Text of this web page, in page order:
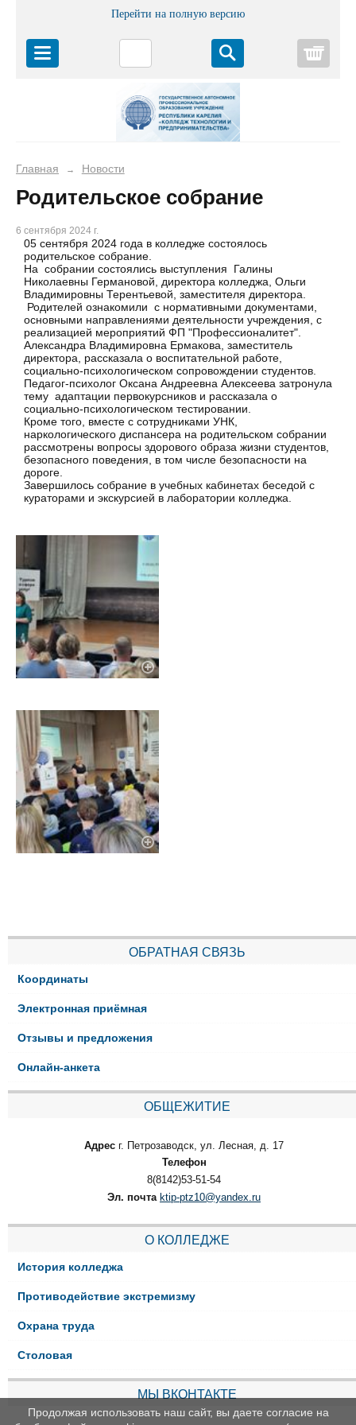
Перейти на полную версию
Главная → Новости
Родительское собрание
6 сентября 2024 г.
05 сентября 2024 года в колледже состоялось
родительское собрание.
На собрании состоялись выступления Галины
Николаевны Германовой, директора колледжа, Ольги
Владимировны Терентьевой, заместителя директора.
Родителей ознакомили с нормативными документами,
основными направлениями деятельности учреждения, с
реализацией мероприятий ФП "Профессионалитет".
Александра Владимировна Ермакова, заместитель
директора, рассказала о воспитательной работе,
социально-психологическом сопровождении студентов.
Педагог-психолог Оксана Андреевна Алексеева затронула
тему адаптации первокурсников и рассказала о
социально-психологическом тестировании.
Кроме того, вместе с сотрудниками УНК,
наркологического диспансера на родительском собрании
рассмотрены вопросы здорового образа жизни студентов,
безопасного поведения, в том числе безопасности на
дороге.
Завершилось собрание в учебных кабинетах беседой с
кураторами и экскурсией в лаборатории колледжа.
ОБРАТНАЯ СВЯЗЬ
Координаты
Электронная приёмная
Отзывы и предложения
Онлайн-анкета
ОБЩЕЖИТИЕ
Адрес г. Петрозаводск, ул. Лесная, д. 17
Телефон
8(8142)53-51-54
Эл. почта ktip-ptz10@yandex.ru
О КОЛЛЕДЖЕ
История колледжа
Противодействие экстремизму
Охрана труда
Столовая
МЫ ВКОНТАКТЕ
Продолжая использовать наш сайт, вы даете согласие на